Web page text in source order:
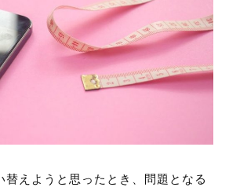
替えようと思ったとき、問題となる